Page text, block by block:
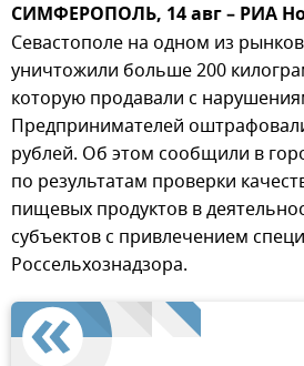
СИМФЕРОПОЛЬ, 14 авг – РИА
Севастополе на одном из
уничтожили больше 200
которую продавали с
Предпринимателей
рублей. Об этом сообщили в
по результатам проверки
пищевых продуктов в
субъектов с привлечением
Россельхознадзора.